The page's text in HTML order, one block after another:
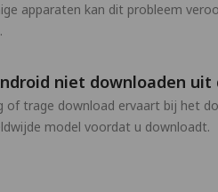
apparaten kan dit probleem
niet downloaden uit
of trage download ervaart bij het
model voordat u downloadt.